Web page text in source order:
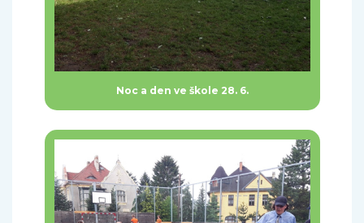
Noc a den ve škole 28. 6.